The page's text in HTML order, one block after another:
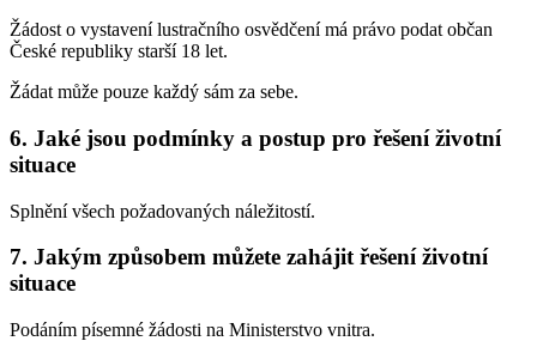
Žádost o vystavení lustračního osvědčení má právo podat občan
České republiky starší 18 let.
Žádat může pouze každý sám za sebe.
6. Jaké jsou podmínky a postup pro řešení životní
situace
Splnění všech požadovaných náležitostí.
7. Jakým způsobem můžete zahájit řešení životní
situace
Podáním písemné žádosti na Ministerstvo vnitra.